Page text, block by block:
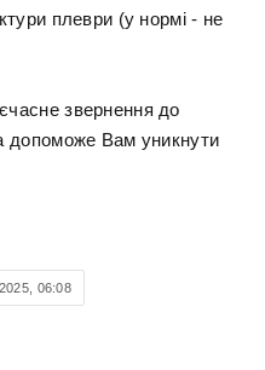
плеври (у нормі - не
звернення до
допоможе Вам уникнути
06:08